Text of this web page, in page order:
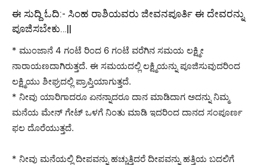
ಈ ಸುದ್ದಿ ಓದಿ:- ಸಿಂಹ ರಾಶಿಯವರು ಜೀವನಪೂರ್ತಿ ಈ ದೇವರನ್ನು
ಪೂಜಿಸಬೇಕು…||
* ಮುಂಜಾನೆ 4 ಗಂಟೆ ರಿಂದ 6 ಗಂಟೆ ವರೆಗಿನ ಸಮಯ ಲಕ್ಷ್ಮೀ
ನಾರಾಯಣದಾಗಿರುತ್ತದೆ. ಈ ಸಮಯದಲ್ಲಿ ಲಕ್ಷ್ಮಿಯನ್ನು ಪೂಜಿಸುವುದರಿಂದ
ಲಕ್ಷ್ಮಿಯು ಶೀಘ್ರದಲ್ಲಿ ಪ್ರಾಪ್ತಿಯಾಗುತ್ತದೆ.
* ನೀವು ಯಾರಿಗಾದರೂ ಏನನ್ನಾದರೂ ದಾನ ಮಾಡಿದಾಗ ಅದನ್ನು ನಿಮ್ಮ
ಮನೆಯ ಮೇನ್ ಗೇಟ್ ಒಳಗೆ ನಿಂತು ಮಾಡಿ ಇದರಿಂದ ದಾನದ ಸಂಪೂರ್ಣ
ಫಲ ದೊರೆಯುತ್ತದೆ.
* ನೀವು ಮನೆಯಲ್ಲಿ ದೀಪವನ್ನು ಹಚ್ಚುತ್ತಿದರೆ ದೀಪವನ್ನು ಹತ್ತಿಯ ಬದಲಿಗೆ